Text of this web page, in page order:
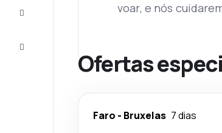
voar, e nós
Ofertas
Faro - Bruxelas 7 dias